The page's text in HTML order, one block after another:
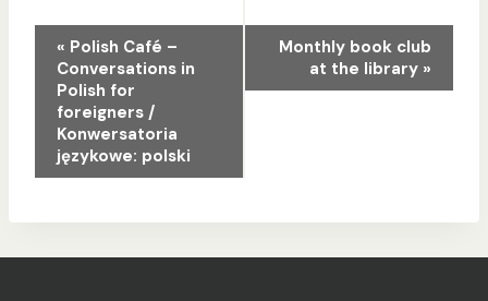
Wydarzenie
Nawigacja
« Polish Café –
Conversations in
Polish for
foreigners /
Konwersatoria
językowe: polski
Monthly book club
at the library »